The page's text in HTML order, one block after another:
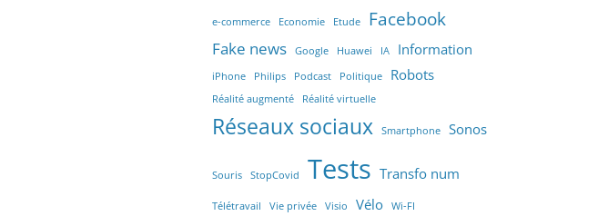
e-commerce Economie Etude Facebook
Fake news Google Huawei IA Information
iPhone Philips Podcast Politique Robots
Réalité augmenté Réalité virtuelle
Réseaux sociaux Smartphone Sonos
Souris StopCovid Tests Transfo num
Télétravail Vie privée Visio Vélo Wi-FI